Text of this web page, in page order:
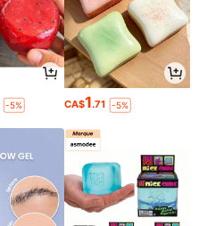
-5% CA$1.71 -5%